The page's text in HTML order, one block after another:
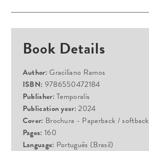
Book Details
Author: Graciliano Ramos
ISBN: 9786550472184
Publisher:Temporalis
Publication year:2024
Cover: Brochura - Paperback / softback
Pages: 160
Language: Português (Brasil)